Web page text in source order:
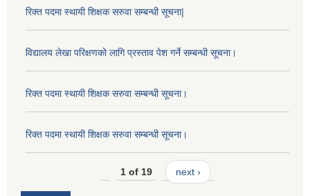
रिक्त पदमा स्थायी शिक्षक सरुवा सम्बन्धी सूचना|
विद्यालय लेखा परिक्षणको लागि प्रस्ताव पेश गर्ने सम्बन्धी सूचना।
रिक्त पदमा स्थायी शिक्षक सरुवा सम्बन्धी सूचना।
रिक्त पदमा स्थायी शिक्षक सरुवा सम्बन्धी सूचना।
1 of 19 next ›